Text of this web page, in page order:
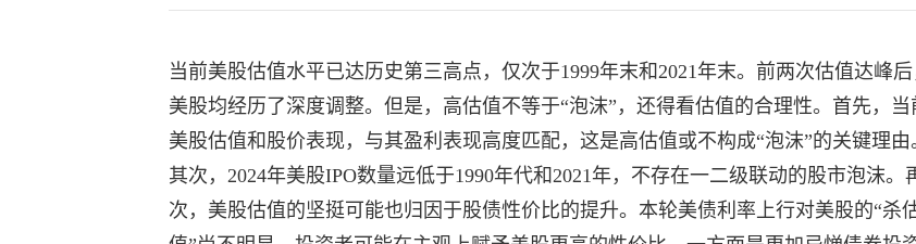
当前美股估值水平已达历史第三高点，仅次于1999年末和2021年末。前两次估值达峰后
美股均经历了深度调整。但是，高估值不等于“泡沫”，还得看估值的合理性。首先，当
美股估值和股价表现，与其盈利表现高度匹配，这是高估值或不构成“泡沫”的关键理由
其次，2024年美股IPO数量远低于1990年代和2021年，不存在一二级联动的股市泡沫。
次，美股估值的坚挺可能也归因于股债性价比的提升。本轮美债利率上行对美股的“杀